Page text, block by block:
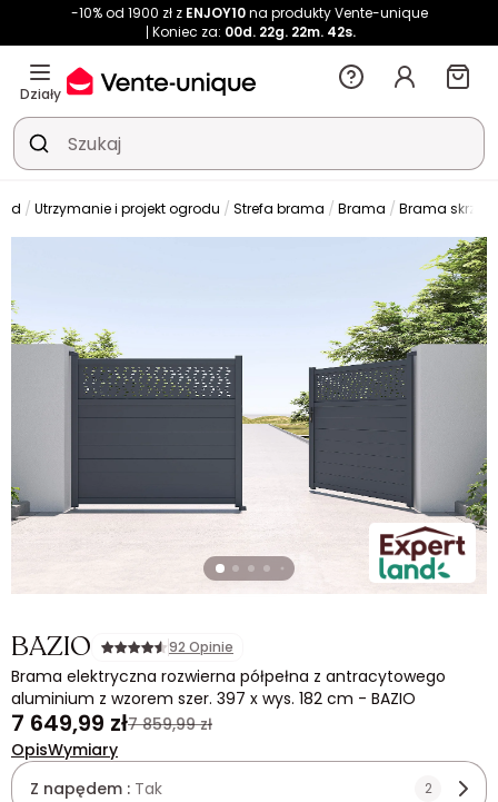
-10% od 1900 zł z ENJOY10na produkty Vente-unique
Koniec za: 00d. 22g. 22m. 42s.
Działy
Utrzymanie i projekt ogrodu Strefa brama Brama Brama
BAZIO 92 Opinie
Brama elektryczna rozwierna półpełna z antracytowego
aluminium z wzorem szer. 397 x wys. 182 cm - BAZIO
7 649,99 zł7 859,99 zł
OpisWymiary
Z napędem : Tak 2